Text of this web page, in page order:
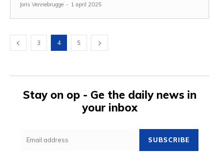
Joris Vennebrugge - 1 april 2025
3 4 5
Stay on op - Ge the daily news in
your inbox
SUBSCRIBE